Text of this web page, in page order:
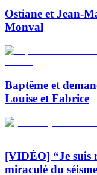
Ostiane et Jean-
Monval
Baptême et
Louise et Fabrice
[VIDÉO] “Je suis
miraculé du séisme